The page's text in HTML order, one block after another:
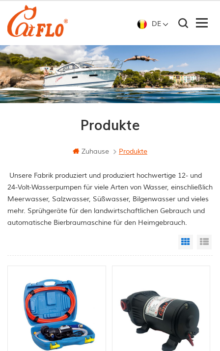
DE
Produkte
Zuhause Produkte
Unsere Fabrik produziert und produziert hochwertige 12- und
24-Volt-Wasserpumpen für viele Arten von Wasser, einschließlich
Meerwasser, Salzwasser, Süßwasser, Bilgenwasser und vieles
mehr. Sprühgeräte für den landwirtschaftlichen Gebrauch und
automatische Bierbraumaschine für den Heimgebrauch.
Grid